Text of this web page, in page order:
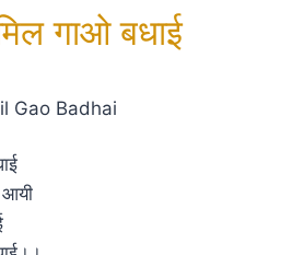
गाओ बधाई
Gao Badhai
आयी